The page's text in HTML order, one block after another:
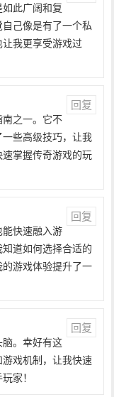
此广阔和复
己像是有了一个私
我更享受游戏过
回复
之一。它不
些高级技巧，让我
掌握传奇游戏的玩
回复
快速融入游
道如何选择合适的
游戏体验提升了一
回复
脑。幸好有这
戏机制，让我快速
家！